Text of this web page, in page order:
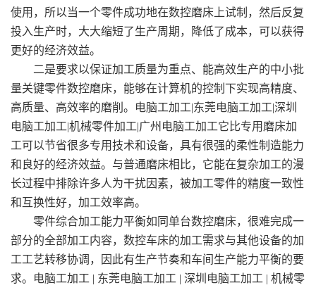
使用，所以当一个零件成功地在数控磨床上试制，然后反复
投入生产时，大大缩短了生产周期，降低了成本，可以获得
更好的经济效益。
二是要求以保证加工质量为重点、能高效生产的中小批
量关键零件数控磨床，能够在计算机的控制下实现高精度、
高质量、高效率的磨削。电脑工加工|东莞电脑工加工|深圳
电脑工加工|机械零件加工|广州电脑工加工它比专用磨床加
工可以节省很多专用技术和设备，具有很强的柔性制造能力
和良好的经济效益。与普通磨床相比，它能在复杂加工的漫
长过程中排除许多人为干扰因素，被加工零件的精度一致性
和互换性好，加工效率高。
零件综合加工能力平衡如同单台数控磨床，很难完成一
部分的全部加工内容，数控车床的加工需求与其他设备的加
工工艺转移协调，因此有生产节奏和车间生产能力平衡的要
求。电脑工加工 | 东莞电脑工加工 | 深圳电脑工加工 | 机械零